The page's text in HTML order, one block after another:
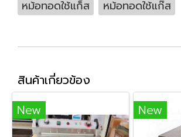
หม้อทอดใช้แก็ส
หม้อทอดใช้แก๊ส
สินค้าเกี่ยวข้อง
New
New